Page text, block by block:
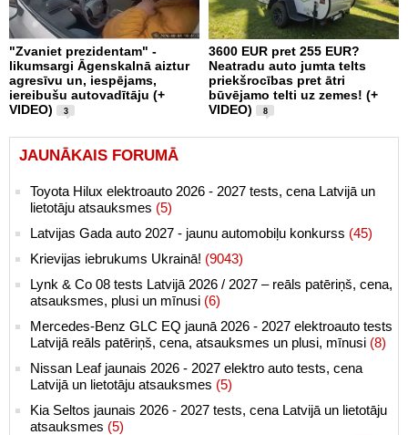
"Zvaniet prezidentam" -
likumsargi Āgenskalnā aiztur
agresīvu un, iespējams,
iereibušu autovadītāju (+
VIDEO)
3
3600 EUR pret 255 EUR?
Neatradu auto jumta telts
priekšrocības pret ātri
būvējamo telti uz zemes! (+
VIDEO)
8
JAUNĀKAIS FORUMĀ
Toyota Hilux elektroauto 2026 - 2027 tests, cena Latvijā un
lietotāju atsauksmes (5)
Latvijas Gada auto 2027 - jaunu automobiļu konkurss (45)
Krievijas iebrukums Ukrainā! (9043)
Lynk & Co 08 tests Latvijā 2026 / 2027 – reāls patēriņš, cena,
atsauksmes, plusi un mīnusi (6)
Mercedes-Benz GLC EQ jaunā 2026 - 2027 elektroauto tests
Latvijā reāls patēriņš, cena, atsauksmes un plusi, mīnusi (8)
Nissan Leaf jaunais 2026 - 2027 elektro auto tests, cena
Latvijā un lietotāju atsauksmes (5)
Kia Seltos jaunais 2026 - 2027 tests, cena Latvijā un lietotāju
atsauksmes (5)